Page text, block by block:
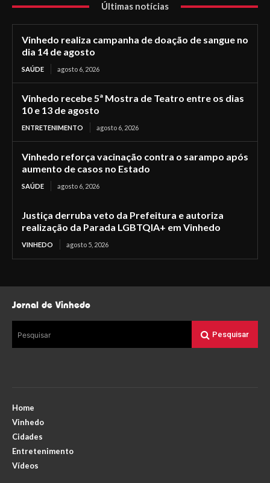
Últimas notícias
Vinhedo realiza campanha de doação de sangue no
dia 14 de agosto
SAÚDE agosto 6, 2026
Vinhedo recebe 5ª Mostra de Teatro entre os dias
10 e 13 de agosto
ENTRETENIMENTO agosto 6, 2026
Vinhedo reforça vacinação contra o sarampo após
aumento de casos no Estado
SAÚDE agosto 6, 2026
Justiça derruba veto da Prefeitura e autoriza
realização da Parada LGBTQIA+ em Vinhedo
VINHEDO agosto 5, 2026
Jornal de Vinhedo
Pesquisar Pesquisar
Home
Vinhedo
Cidades
Entretenimento
Vídeos